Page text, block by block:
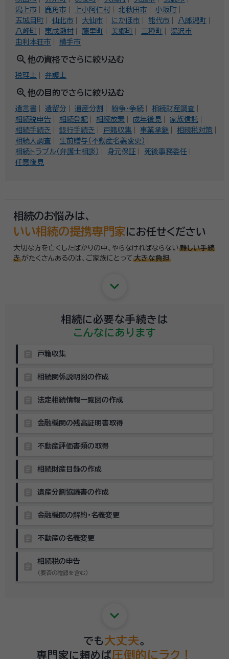
潟上市
鹿角市 上小阿仁村 北秋田市
小坂町
五城目町
仙北市 大仙市 にかほ市 能代市
八郎潟町
八峰町
東成瀬村 藤里町 美郷町 三種町
湯沢市
由利本荘市
横手市
zoom_in 他の資格でさらに絞り込む
税理士 弁護士
zoom_in 他の目的でさらに絞り込む
遺言書 遺留分 遺産分割 紛争・争続
相続財産調査
相続税申告
相続登記 相続放棄 成年後見
家族信託
相続手続き
銀行手続き 戸籍収集 事業承継
相続税対策
相続人調査
生前贈与（不動産名義変更）
相続トラブル（弁護士相談）
身元保証
死後事務委任
任意後見
相続のお悩みは、
いい相続の提携専門家にお任せください
大切な方を亡くしたばかりの中、やらなければならない 難しい手続
き がたくさんあるのは、 ご家族にとって 大きな負担
keyboard_arrow_down
相続に必要な手続きは
こんなにあります
戸籍収集
相続関係説明図の作成
法定相続情報一覧図の作成
金融機関の残高証明書取得
不動産評価書類の取得
相続財産目録の作成
遺産分割協議書の作成
金融機関の解約・名義変更
不動産の名義変更
相続税の申告
（要否の確認を含む）
keyboard_arrow_down
でも 大丈夫。
専門家に頼めば圧倒的にラク！